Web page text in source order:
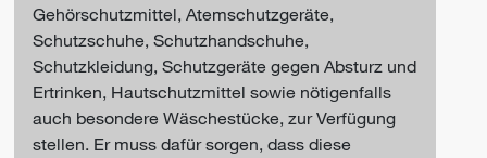
Gehörschutzmittel, Atemschutzgeräte,
Schutzschuhe, Schutzhandschuhe,
Schutzkleidung, Schutzgeräte gegen Absturz und
Ertrinken, Hautschutzmittel sowie nötigenfalls
auch besondere Wäschestücke, zur Verfügung
stellen. Er muss dafür sorgen, dass diese